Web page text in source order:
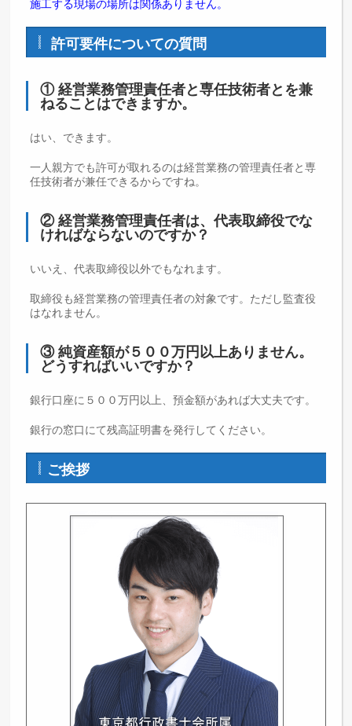
施工する現場の場所は関係ありません。
許可要件についての質問
① 経営業務管理責任者と専任技術者とを兼
ねることはできますか。
はい、できます。
一人親方でも許可が取れるのは経営業務の管理責任者と専
任技術者が兼任できるからですね。
② 経営業務管理責任者は、代表取締役でな
ければならないのですか？
いいえ、代表取締役以外でもなれます。
取締役も経営業務の管理責任者の対象です。ただし監査役
はなれません。
③ 純資産額が５００万円以上ありません。
どうすればいいですか？
銀行口座に５００万円以上、預金額があれば大丈夫です。
銀行の窓口にて残高証明書を発行してください。
ご挨拶